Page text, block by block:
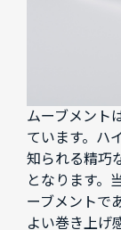
ムーブメント
ています。ハ
知られる精巧
となります。
ーブメントで
よい巻き上げ